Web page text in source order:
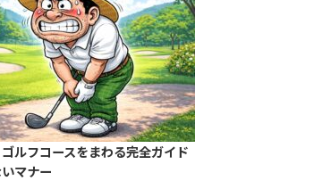
ルフコースをまわる完全ガイド
マナー